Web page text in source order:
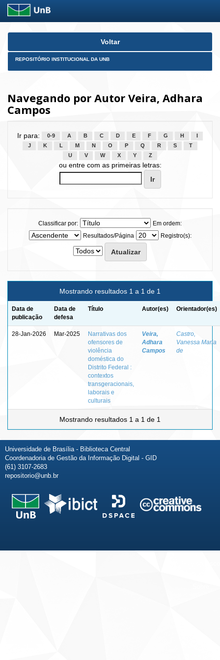
Skip
Voltar
REPOSITÓRIO INSTITUCIONAL DA UNB
Navegando por Autor Veira, Adhara
Campos
Ir para: 0-9 A B C D E F G H
J
K L M N O P Q R S
T
U
V W X Y Z
ou entre com as primeiras letras:
Classificar por:
Em ordem:
Resultados/Página
Registro(s):
Mostrando resultados 1 a 1 de 1
Data de
publicação
Data de
defesa
Título Autor(es) Orientador(es)
28-Jan-2026 Mar-2025
Narrativas dos
ofensores de
violência
doméstica do
Distrito Federal :
contextos
transgeracionais,
laborais e
culturais
Veira,
Adhara
Campos
Castro,
Vanessa Maria
de
Mostrando resultados 1 a 1 de 1
Universidade de Brasília - Biblioteca Central
Coordenadoria de Gestão da Informação Digital - GID
(61) 3107-2683
repositorio@unb.br